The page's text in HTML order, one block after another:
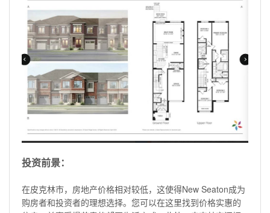
投资前景：
在皮克林市，房地产价格相对较低，这使得New Seaton成为
购房者和投资者的理想选择。您可以在这里找到价格实惠的